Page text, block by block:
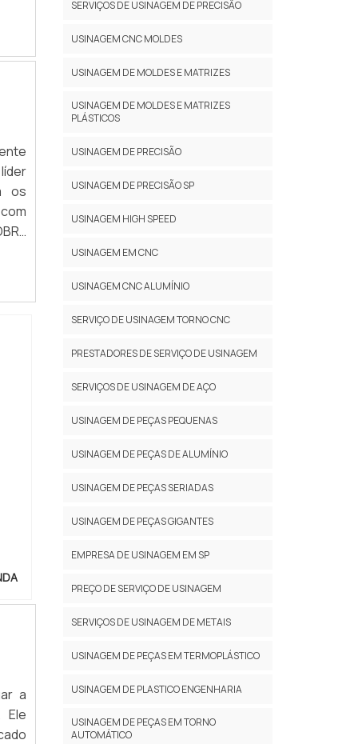
O
e
e
no
de
é
a
dos
de
os
as
e
à
o
e
os
a
Ele
SERVIÇOS DE USINAGEM DE PRECISÃO
USINAGEM CNC MOLDES
USINAGEM DE MOLDES E MATRIZES
USINAGEM DE MOLDES E MATRIZES
PLÁSTICOS
USINAGEM DE PRECISÃO
USINAGEM DE PRECISÃO SP
USINAGEM HIGH SPEED
USINAGEM EM CNC
USINAGEM CNC ALUMÍNIO
SERVIÇO DE USINAGEM TORNO CNC
PRESTADORES DE SERVIÇO DE USINAGEM
SERVIÇOS DE USINAGEM DE AÇO
USINAGEM DE PEÇAS PEQUENAS
USINAGEM DE PEÇAS DE ALUMÍNIO
USINAGEM DE PEÇAS SERIADAS
USINAGEM DE PEÇAS GIGANTES
EMPRESA DE USINAGEM EM SP
PREÇO DE SERVIÇO DE USINAGEM
SERVIÇOS DE USINAGEM DE METAIS
USINAGEM DE PEÇAS EM TERMOPLÁSTICO
USINAGEM DE PLASTICO ENGENHARIA
USINAGEM DE PEÇAS EM TORNO
AUTOMÁTICO